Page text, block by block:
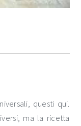
questi qui.
ma la ricetta